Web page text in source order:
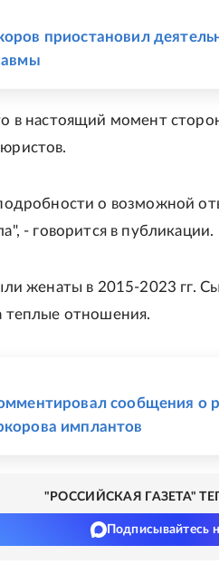
приостановил
в настоящий момент
о возможной
- говорится в публикации.
женаты в 2015-2023 гг.
теплые отношения.
сообщения о
имплантов
"РОССИЙСКАЯ ГАЗЕТА"
Подписывайтесь